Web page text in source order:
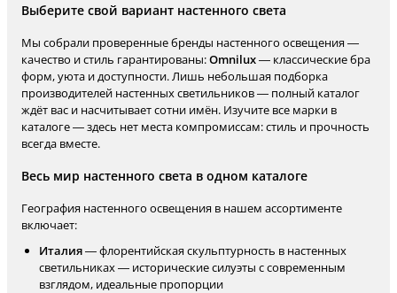
Выберите свой вариант настенного света
Мы собрали проверенные бренды настенного освещения —
качество и стиль гарантированы:Omnilux— классические бра
форм, уюта и доступности. Лишь небольшая подборка
производителей настенных светильников — полный каталог
ждёт вас и насчитывает сотни имён. Изучите все марки в
каталоге — здесь нет места компромиссам: стиль и прочность
всегда вместе.
Весь мир настенного света в одном каталоге
География настенного освещения в нашем ассортименте
включает:
Италия— флорентийская скульптурность в настенных
светильниках — исторические силуэты с современным
взглядом, идеальные пропорции